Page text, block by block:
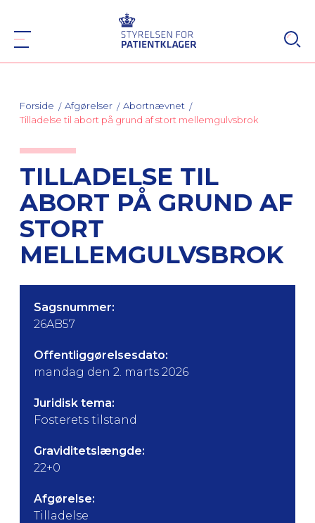
Forside Afgørelser
Abortnævnet
Tilladelse til abort på grund af stort mellemgulvsbrok
TILLADELSE TIL
ABORT PÅ GRUND AF
STORT
MELLEMGULVSBROK
Sagsnummer:
26AB57
Offentliggørelsesdato:
mandag den 2. marts 2026
Juridisk tema:
Fosterets tilstand
Graviditetslængde:
22+0
Afgørelse:
Tilladelse